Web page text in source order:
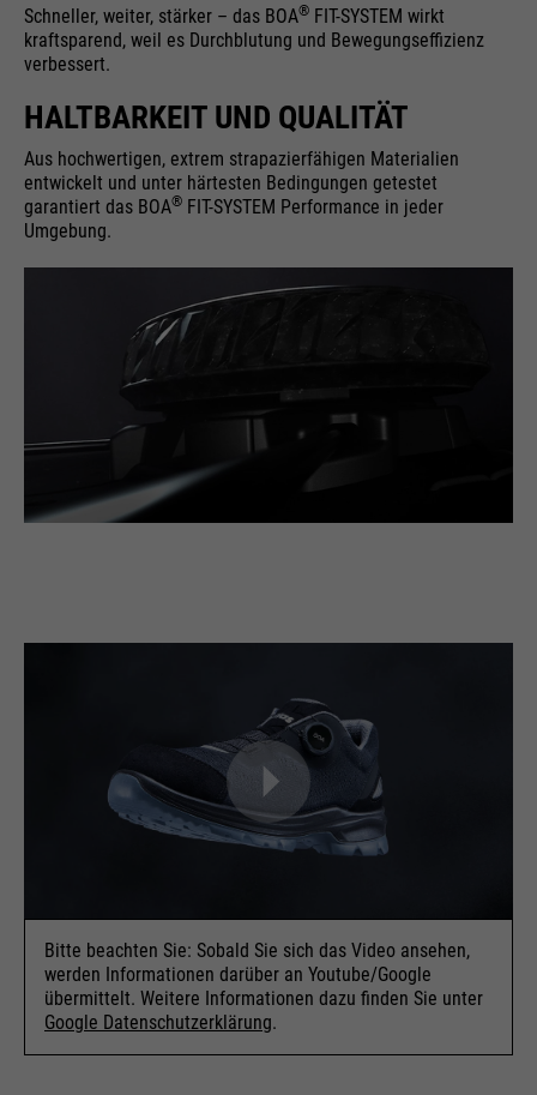
Schneller, weiter, stärker – das BOA® FIT-SYSTEM wirkt
kraftsparend, weil es Durchblutung und Bewegungseffizienz
verbessert.
HALTBARKEIT UND QUALITÄT
Aus hochwertigen, extrem strapazierfähigen Materialien
entwickelt und unter härtesten Bedingungen getestet
garantiert das BOA® FIT-SYSTEM Performance in jeder
Umgebung.
Bitte beachten Sie: Sobald Sie sich das Video ansehen,
werden Informationen darüber an Youtube/Google
übermittelt. Weitere Informationen dazu finden Sie unter
Google Datenschutzerklärung.